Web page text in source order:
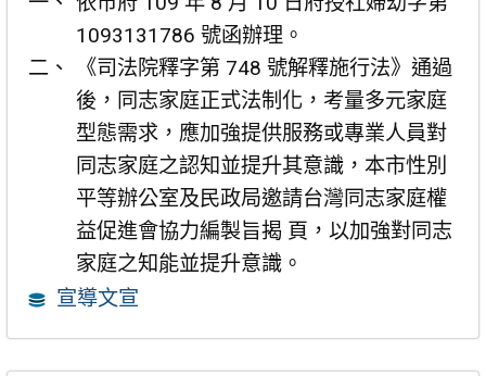
1093131786 號函辦理。
《司法院釋字第 748 號解釋施行法》通過
後，同志家庭正式法制化，考量多元家庭
型態需求，應加強提供服務或專業人員對
同志家庭之認知並提升其意識，本市性別
平等辦公室及民政局邀請台灣同志家庭權
益促進會協力編製旨揭 頁，以加強對同志
家庭之知能並提升意識。
宣導文宣